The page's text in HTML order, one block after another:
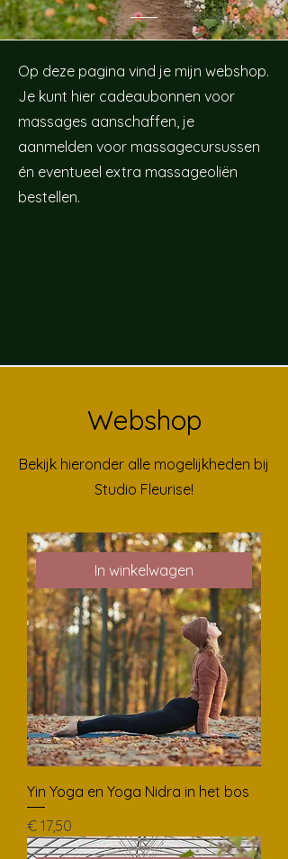
Op deze pagina vind je mijn webshop.
Je kunt hier cadeaubonnen voor
massages aanschaffen, je
aanmelden voor massagecursussen
én eventueel extra massageoliën
bestellen.
Webshop
Bekijk hieronder alle mogelijkheden bij
Studio Fleurise!
In winkelwagen
Yin Yoga en Yoga Nidra in het bos
Prijs
€ 17,50